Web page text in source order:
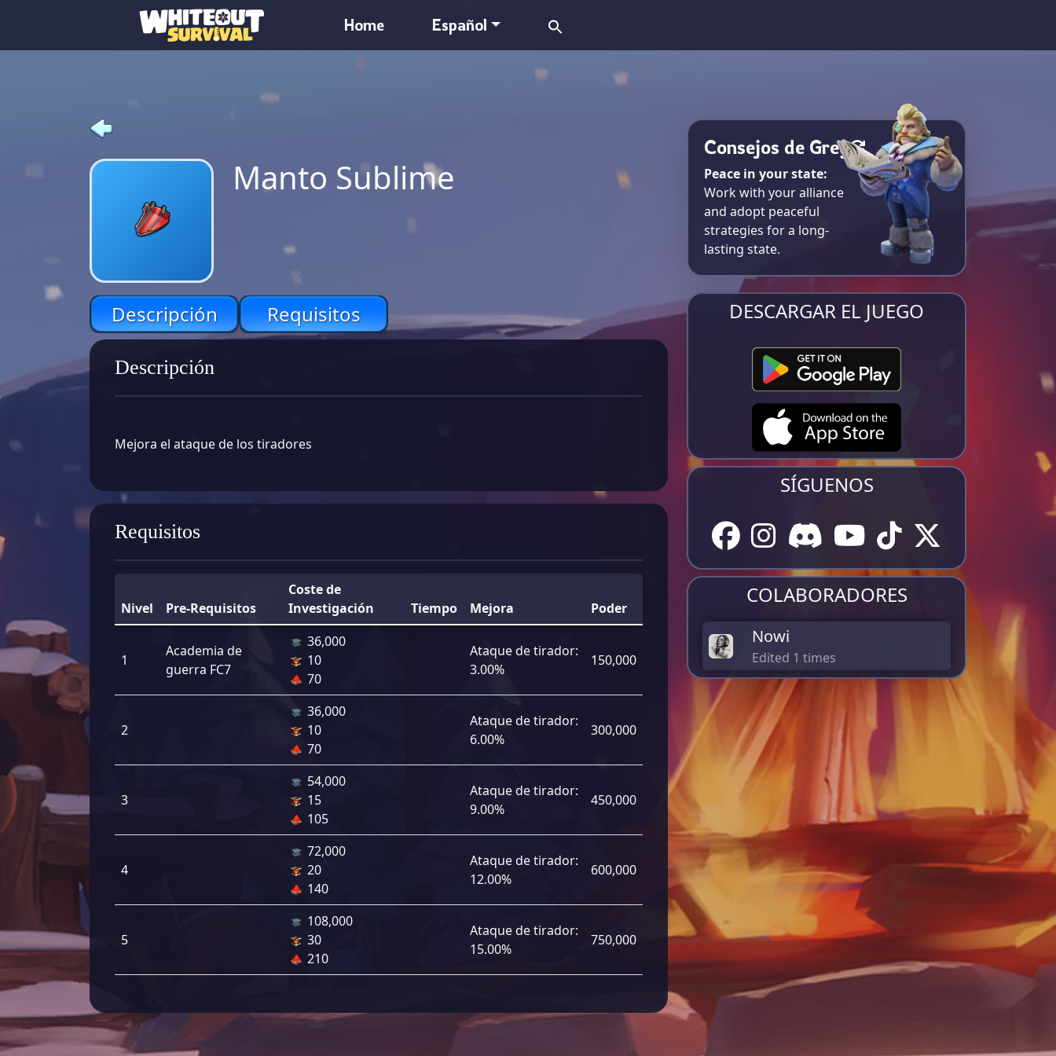
Home Español
Manto Sublime
Descripción Requisitos
Descripción
Mejora el ataque de los tiradores
Requisitos
Nivel Pre-Requisitos
Coste de
Investigación
Tiempo Mejora Poder
1
Academia de
guerra FC7
36,000
10
70
Ataque de tirador:
3.00%
150,000
2
36,000
10
70
Ataque de tirador:
6.00%
300,000
3
54,000
15
105
Ataque de tirador:
9.00%
450,000
4
72,000
20
140
Ataque de tirador:
12.00%
600,000
5
108,000
30
210
Ataque de tirador:
15.00%
750,000
Consejos de Greg
Peace in your state:
Work with your alliance
and adopt peaceful
strategies for a long-
lasting state.
DESCARGAR EL JUEGO
SÍGUENOS
COLABORADORES
Nowi
Edited 1 times